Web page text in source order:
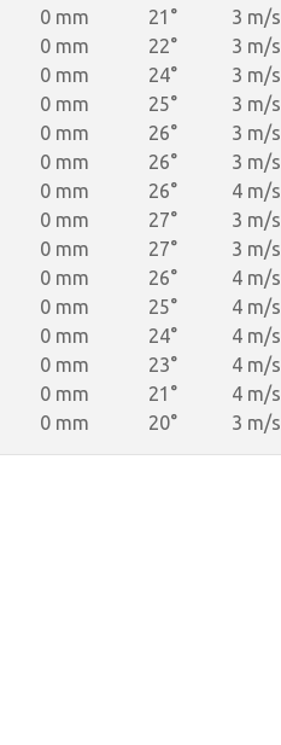
0 mm 21°
3 m/s
0 mm 22°
3 m/s
0 mm 24°
3 m/s
0 mm 25°
3 m/s
0 mm 26°
3 m/s
0 mm 26°
3 m/s
0 mm 26°
4 m/s
0 mm 27°
3 m/s
0 mm 27°
3 m/s
0 mm 26°
4 m/s
0 mm 25°
4 m/s
0 mm 24°
4 m/s
0 mm 23°
4 m/s
0 mm 21°
4 m/s
0 mm 20° 3 m/s